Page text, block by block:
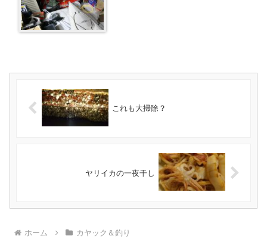
これも大掃除？
ヤリイカの一夜干し
ホーム カヤック＆釣り